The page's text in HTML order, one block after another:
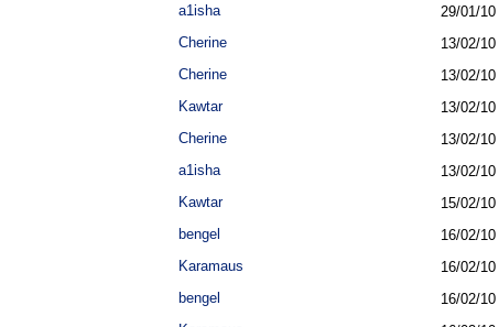
a1isha 29/01/10
Cherine 13/02/10
Cherine 13/02/10
Kawtar 13/02/10
Cherine 13/02/10
a1isha 13/02/10
Kawtar 15/02/10
bengel 16/02/10
Karamaus 16/02/10
bengel 16/02/10